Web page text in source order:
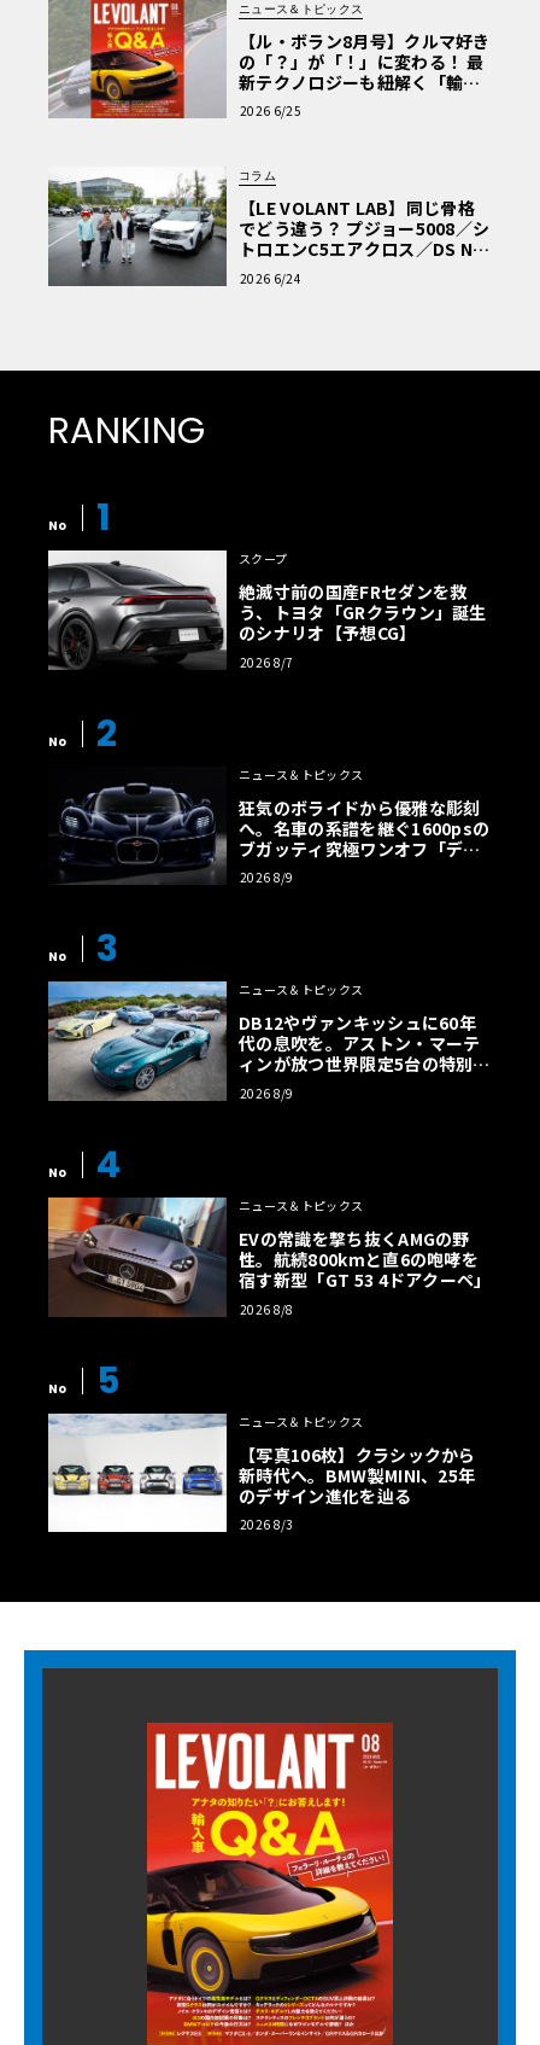
ニュース＆トピックス
【ル・ボラン8月号】クルマ好き
の「？」が「！」に変わる！ 最
新テクノロジーも紐解く「輸入
車Q&A」
2026 6/25
コラム
【LE VOLANT LAB】同じ骨格
でどう違う？ プジョー5008／シ
トロエンC5エアクロス／DS Nº4
読者一気乗りレポート
2026 6/24
RANKING
No 1
スクープ
絶滅寸前の国産FRセダンを救
う、トヨタ「GRクラウン」誕生
のシナリオ【予想CG】
2026 8/7
No 2
ニュース＆トピックス
狂気のボライドから優雅な彫刻
へ。名車の系譜を継ぐ1600psの
ブガッティ究極ワンオフ「デス
トリエ」
2026 8/9
No 3
ニュース＆トピックス
DB12やヴァンキッシュに60年
代の息吹を。アストン・マーテ
ィンが放つ世界限定5台の特別コ
レクション
2026 8/9
No 4
ニュース＆トピックス
EVの常識を撃ち抜くAMGの野
性。航続800kmと直6の咆哮を
宿す新型「GT 53 4ドアクーペ」
2026 8/8
No 5
ニュース＆トピックス
【写真106枚】クラシックから
新時代へ。BMW製MINI、25年
のデザイン進化を辿る
2026 8/3